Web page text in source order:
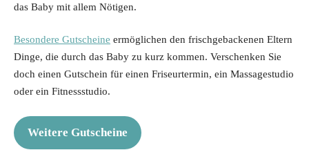
das Baby mit allem Nötigen.
Besondere Gutscheine ermöglichen den frischgebackenen Eltern
Dinge, die durch das Baby zu kurz kommen. Verschenken Sie
doch einen Gutschein für einen Friseurtermin, ein Massagestudio
oder ein Fitnessstudio.
Weitere Gutscheine